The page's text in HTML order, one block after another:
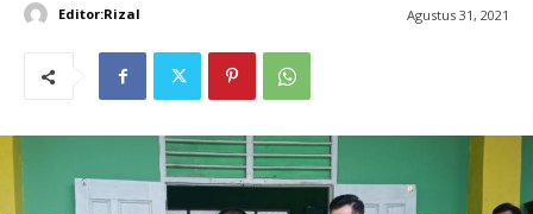
Editor:Rizal Agustus 31, 2021